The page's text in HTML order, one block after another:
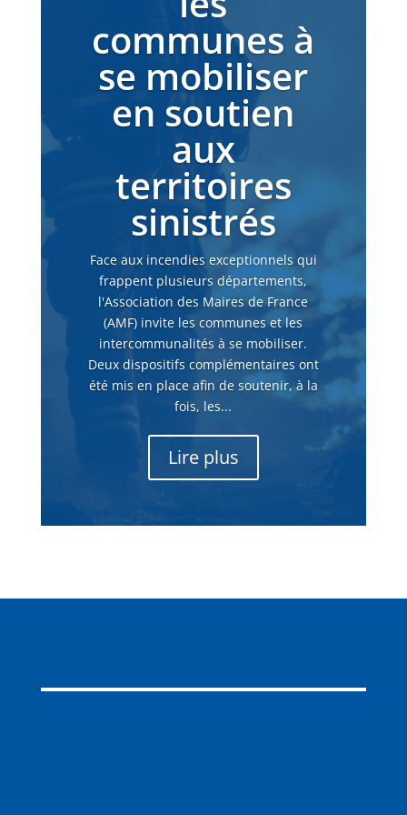
communes à
se mobiliser
en soutien
aux
territoires
sinistrés
Face aux incendies exceptionnels qui
frappent plusieurs départements,
l'Association des Maires de France
(AMF) invite les communes et les
intercommunalités à se mobiliser.
Deux dispositifs complémentaires ont
été mis en place afin de soutenir, à la
fois, les...
Lire plus